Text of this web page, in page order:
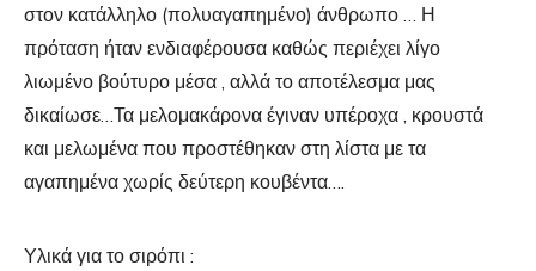
στον κατάλληλο (πολυαγαπημένο) άνθρωπο … Η
πρόταση ήταν ενδιαφέρουσα καθώς περιέχει λίγο
λιωμένο βούτυρο μέσα , αλλά το αποτέλεσμα μας
δικαίωσε…Τα μελομακάρονα έγιναν υπέροχα , κρουστά
και μελωμένα που προστέθηκαν στη λίστα με τα
αγαπημένα χωρίς δεύτερη κουβέντα….
Υλικά για το σιρόπι :